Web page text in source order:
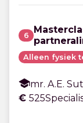
6
Alleen fysiek
mr. A.E.
€ 525